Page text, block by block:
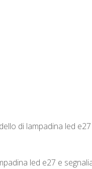
di lampadina led
led e27 e